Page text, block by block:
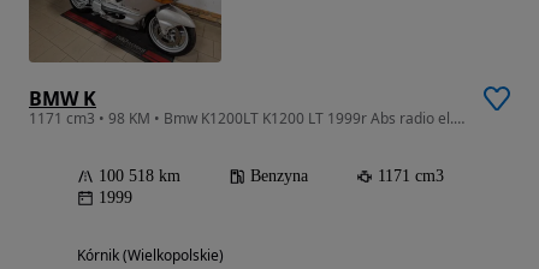
BMW K
1171 cm3 • 98 KM • Bmw K1200LT K1200 LT 1999r Abs radio el.nóżka centralna
100 518 km Benzyna
1171 cm3
1999
Kórnik (Wielkopolskie)